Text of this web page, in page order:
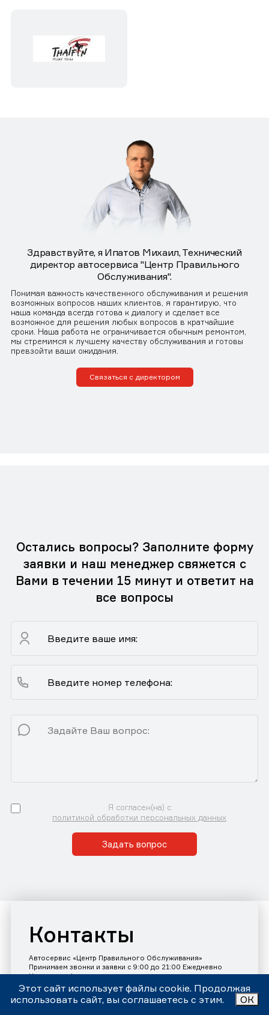
Здравствуйте, я Ипатов Михаил, Технический
директор автосервиса "Центр Правильного
Обслуживания".
Понимая важность качественного обслуживания и решения
возможных вопросов наших клиентов, я гарантирую, что
наша команда всегда готова к диалогу и сделает все
возможное для решения любых вопросов в кратчайшие
сроки. Наша работа не ограничивается обычным ремонтом,
мы стремимся к лучшему качеству обслуживания и готовы
превзойти ваши ожидания.
Связаться с директором
Остались вопросы? Заполните форму
заявки и наш менеджер свяжется с
Вами в течении 15 минут и ответит на
все вопросы
Я согласен(на) с
политикой обработки персональных данных
Задать вопрос
Контакты
Автосервис «Центр Правильного Обслуживания»
Принимаем звонки и заявки с 9:00 до 21:00 Ежедневно
Номер телефона:
Этот сайт использует файлы cookie. Продолжая
использовать сайт, вы соглашаетесь с этим.
ОК